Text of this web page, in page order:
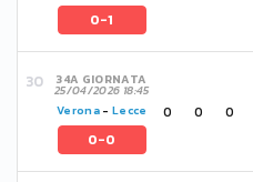
0-1
34A GIORNATA
25/04/2026 18:45
Verona -Lecce
0-0
0 0 0